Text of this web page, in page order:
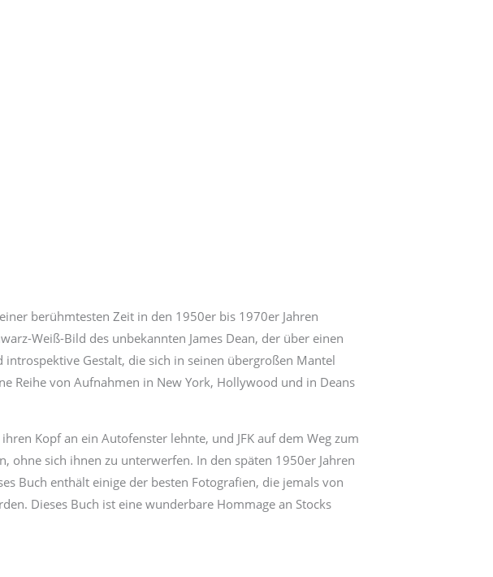
berühmtesten Zeit in den 1950er bis 1970er Jahren
Weiß-Bild des unbekannten James Dean, der über einen
Gestalt, die sich in seinen übergroßen Mantel
Reihe von Aufnahmen in New York, Hollywood und in Deans
Kopf an ein Autofenster lehnte, und JFK auf dem Weg zum
ohne sich ihnen zu unterwerfen. In den späten 1950er Jahren
Buch enthält einige der besten Fotografien, die jemals von
Dieses Buch ist eine wunderbare Hommage an Stocks